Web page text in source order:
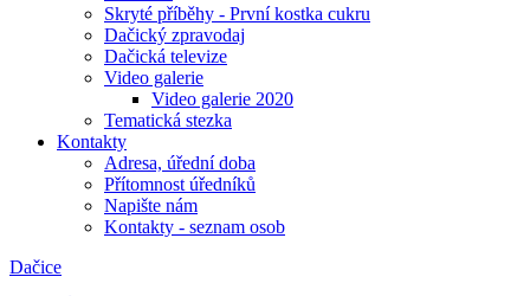
Skryté příběhy - První kostka cukru
Dačický zpravodaj
Dačická televize
Video galerie
Video galerie 2020
Tematická stezka
Kontakty
Adresa, úřední doba
Přítomnost úředníků
Napište nám
Kontakty - seznam osob
Dačice